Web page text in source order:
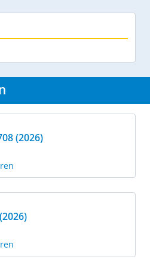
(2026)